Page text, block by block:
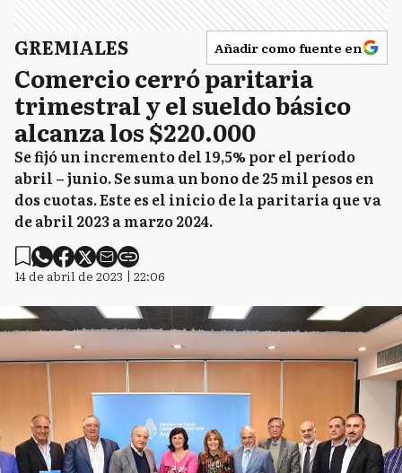
GREMIALES Añadir como fuente en
Comercio cerró paritaria
trimestral y el sueldo básico
alcanza los $220.000
Se fijó un incremento del 19,5% por el período
abril – junio. Se suma un bono de 25 mil pesos en
dos cuotas. Este es el inicio de la paritaria que va
de abril 2023 a marzo 2024.
14 de abril de 2023 | 22:06